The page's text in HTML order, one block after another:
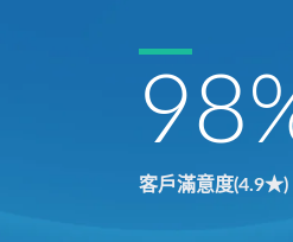
98
客戶滿意度(4.9★)